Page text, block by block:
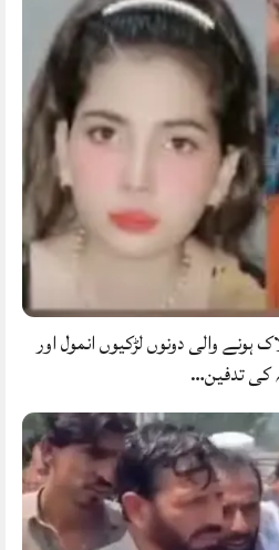
ہونے والی دونوں لڑکیوں انمول اور
کی تدفین…